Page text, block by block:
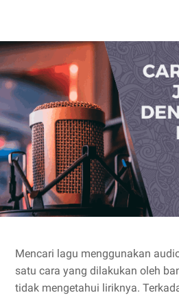
Mencari lagu menggunakan
satu cara yang dilakukan oleh
tidak mengetahui liriknya.